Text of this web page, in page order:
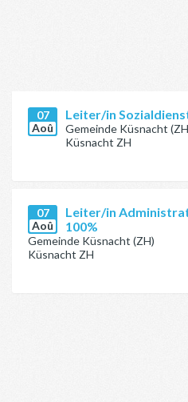
07
Aoû
Leiter/in
Gemeinde Küsnacht
Küsnacht ZH
07
Aoû
Leiter/in
100%
Gemeinde Küsnacht (ZH)
Küsnacht ZH